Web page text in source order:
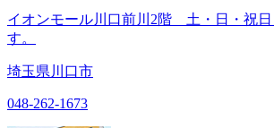
イオンモール川口前川2階 土・日・祝日
す。
埼玉県川口市
048-262-1673